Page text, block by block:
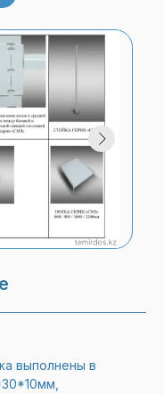
выполнены в